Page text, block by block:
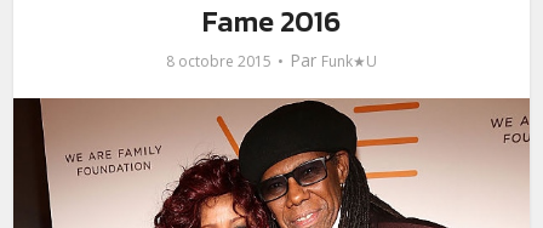
Fame 2016
8 octobre 2015 Par Funk★U